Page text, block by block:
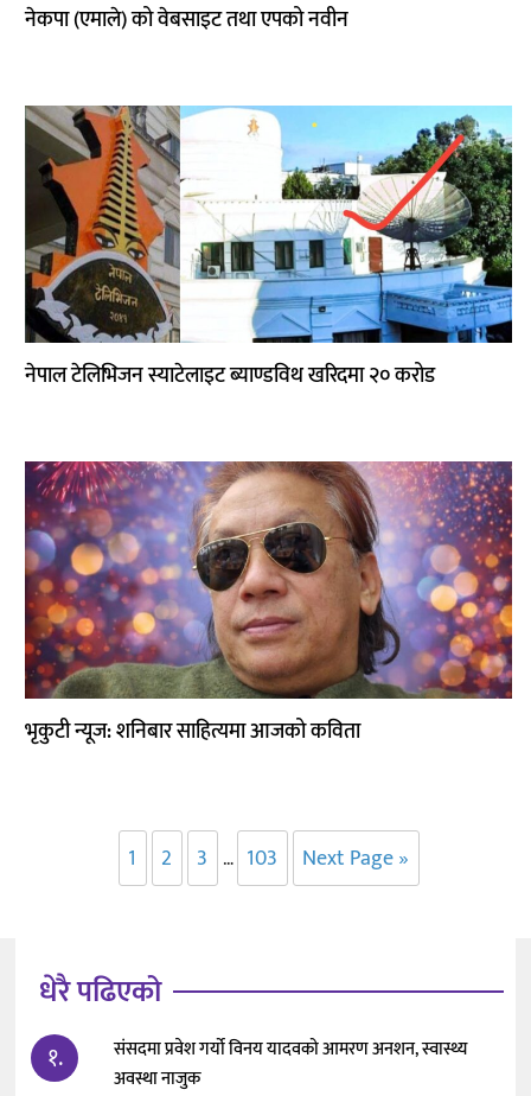
नेकपा (एमाले) को वेबसाइट तथा एपको नवीन
नेपाल टेलिभिजन स्याटेलाइट ब्याण्डविथ खरिदमा २० करोड
भृकुटी न्यूज: शनिबार साहित्यमा आजको कविता
1 2 3 … 103 Next Page »
धेरै पढिएको
१.
संसदमा प्रवेश गर्यो विनय यादवको आमरण अनशन, स्वास्थ्य
अवस्था नाजुक